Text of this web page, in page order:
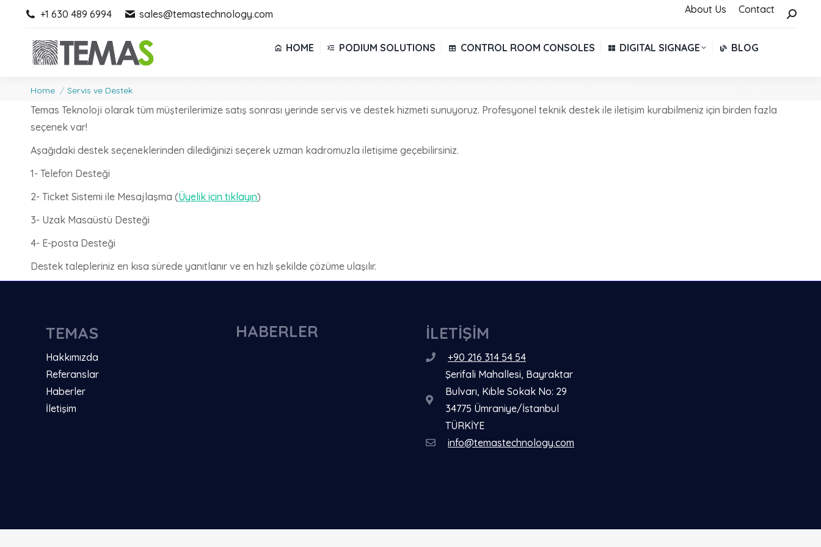
+1 630 489 6994 sales@temastechnology.com About Us Contact Search:
HOME PODIUM SOLUTIONS CONTROL ROOM CONSOLES DIGITAL SIGNAGE BLOG
You are here:
Home Servis ve Destek
Temas Teknoloji olarak tüm müşterilerimize satış sonrası yerinde servis ve destek hizmeti sunuyoruz. Profesyonel teknik destek ile iletişim kurabilmeniz için birden fazla
seçenek var!
Aşağıdaki destek seçeneklerinden dilediğinizi seçerek uzman kadromuzla iletişime geçebilirsiniz.
1- Telefon Desteği
2- Ticket Sistemi ile Mesajlaşma (Üyelik için tıklayın)
3- Uzak Masaüstü Desteği
4- E-posta Desteği
Destek talepleriniz en kısa sürede yanıtlanır ve en hızlı şekilde çözüme ulaşılır.
TEMAS
Hakkımızda
Referanslar
Haberler
İletişim
HABERLER İLETİŞİM
+90 216 314 54 54
Şerifali Mahallesi, Bayraktar
Bulvarı, Kıble Sokak No: 29
34775 Ümraniye/İstanbul
TÜRKİYE
info@temastechnology.com
+1 630 489 6994 sales@temastechnology.com About Us Contact Search:
HOME PODIUM SOLUTIONS CONTROL ROOM CONSOLES DIGITAL SIGNAGE BLOG